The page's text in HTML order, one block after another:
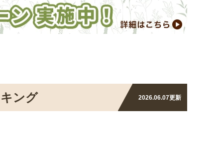
ング 2026.06.07更新